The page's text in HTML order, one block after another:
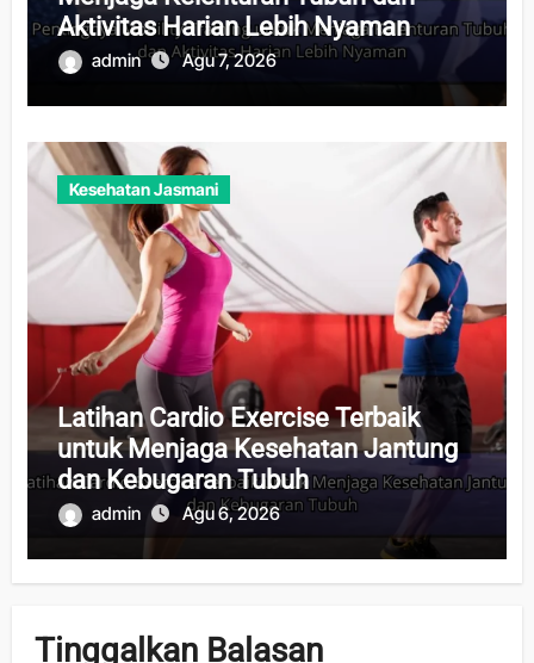
Aktivitas Harian Lebih Nyaman
admin Agu 7, 2026
Kesehatan Jasmani
Latihan Cardio Exercise Terbaik
untuk Menjaga Kesehatan Jantung
dan Kebugaran Tubuh
admin Agu 6, 2026
Tinggalkan Balasan